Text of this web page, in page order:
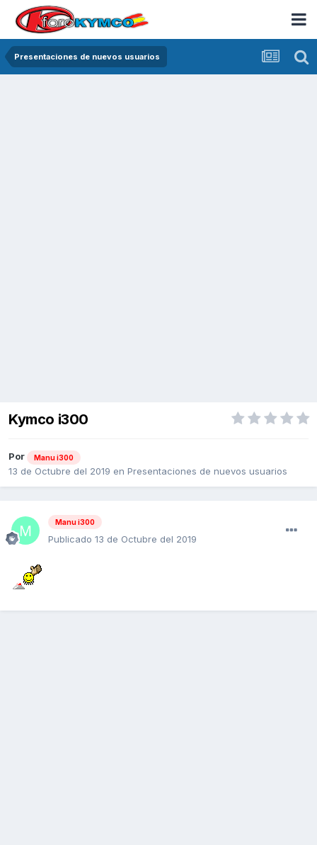
Presentaciones de nuevos usuarios
Kymco i300
Por Manu i300
13 de Octubre del 2019 en Presentaciones de nuevos usuarios
Manu i300
Publicado 13 de Octubre del 2019